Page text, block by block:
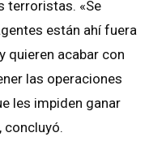
terroristas. «Se
están ahí fuera
quieren acabar con
las operaciones
les impiden ganar
concluyó.